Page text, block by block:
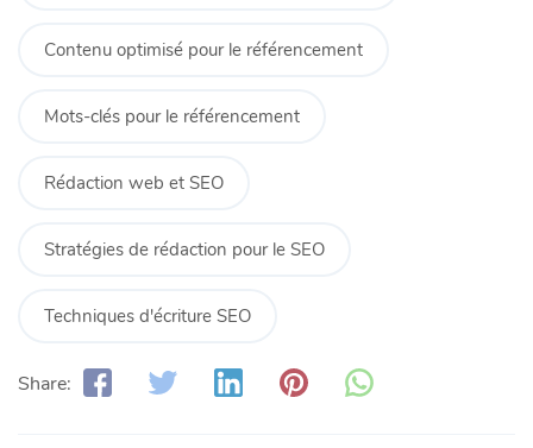
Contenu optimisé pour le référencement
Mots-clés pour le référencement
Rédaction web et SEO
Stratégies de rédaction pour le SEO
Techniques d'écriture SEO
Share: